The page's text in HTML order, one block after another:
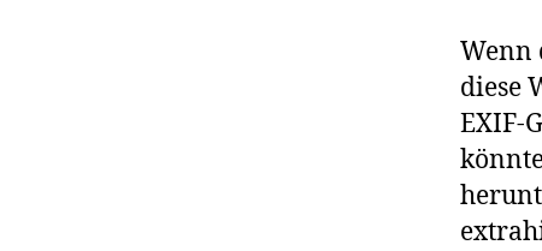
Wenn
diese
EXIF-